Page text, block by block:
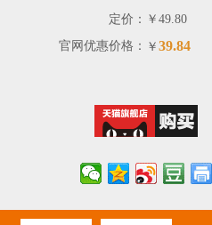
定价： ￥49.80
官网优惠价格： ￥ 39.84